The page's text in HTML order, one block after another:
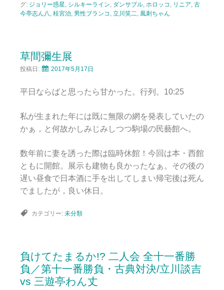
グ: ジョリー惑星, シルキーライン, ダンサブル, ホロッコ , リニア, 古
今亭志ん八, 桂宮治, 男性ブランコ , 立川笑二, 風刺ちゃん
草間彌生展
投稿日: 2017年5月17日
平日ならばと思ったら甘かった。行列。10:25
私が生まれた年には既に無限の網を発表していたの
かぁ，と何故かしみじみしつつ駒場の民藝館へ。
数年前に妻を誘った際は臨時休館！今回は本・西館
ともに開館。展示も建物も良かったなぁ。その後の
遅い昼食で日本酒に手を出してしまい帰宅後は死ん
でましたが，良い休日。
カテゴリー: 未分類
負けてたまるか!? 二人会 全十一番勝
負／第十一番勝負・古典対決/立川談吉
vs 三遊亭わん丈